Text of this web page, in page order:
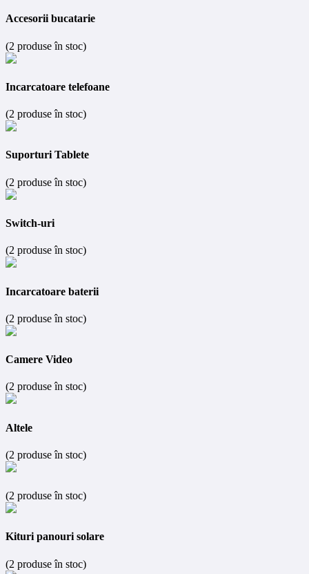
Accesorii bucatarie
(2 produse în stoc)
Incarcatoare telefoane
(2 produse în stoc)
Suporturi Tablete
(2 produse în stoc)
Switch-uri
(2 produse în stoc)
Incarcatoare baterii
(2 produse în stoc)
Camere Video
(2 produse în stoc)
Altele
(2 produse în stoc)
(2 produse în stoc)
Kituri panouri solare
(2 produse în stoc)